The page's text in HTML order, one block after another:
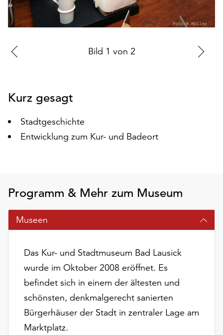
auf
„Alle
um
alle
akzeptieren.
Sie
Ihr
Einverständnis
Dafür
Ihnen
am
Schaltfläche
„Cookie-
Einstellungen“
Verfügung.
Bild 1 von 2
Kurz gesagt
Stadtgeschichte
Entwicklung zum Kur- und Badeort
Programm & Mehr zum Museum
Museen
Das Kur- und Stadtmuseum Bad Lausick
wurde im Oktober 2008 eröffnet. Es
befindet sich in einem der ältesten und
schönsten, denkmalgerecht sanierten
Bürgerhäuser der Stadt in zentraler Lage am
Marktplatz.